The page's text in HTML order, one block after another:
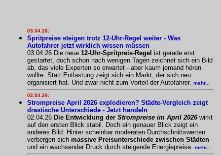
03.04.26:
Spritpreise steigen trotz 12-Uhr-Regel weiter - Was
Autofahrer jetzt wirklich wissen müssen
03.04.26 Die neue 12-Uhr-Spritpreis-Regel ist gerade erst
gestartet, doch schon nach wenigen Tagen zeichnet sich ein Bild
ab, das viele Experten so erwartet - aber kaum jemand hören
wollte. Statt Entlastung zeigt sich ein Markt, der sich neu
organisiert hat. Und zwar nicht zum Vorteil der Autofahrer.
mehr...
02.04.26:
Strompreise April 2026 explodieren? Städte-Vergleich zeigt
drastische Unterschiede - Jetzt handeln
02.04.26 Die Entwicklung der Strompreise im April 2026wirkt
auf den ersten Blick stabil. Doch ein genauer Blick zeigt ein
anderes Bild: Hinter scheinbar moderaten Durchschnittswerten
verbergen sich massive Preisunterschiede zwischen Städten
und ein wachsender Druck durch steigende Energiepreise.
mehr...